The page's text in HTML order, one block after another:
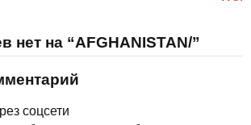
нет на “AFGHANISTAN/”
соцсети